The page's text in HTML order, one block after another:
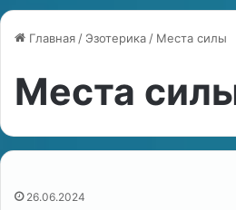
Главная / Эзотерика / Места силы
Места
26.06.2024